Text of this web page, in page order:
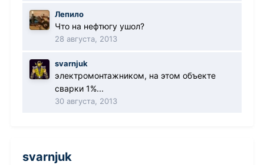
Лепило
Что на нефтюгу ушол?
28 августа, 2013
svarnjuk
электромонтажником, на этом объекте
сварки 1%...
30 августа, 2013
svarnjuk